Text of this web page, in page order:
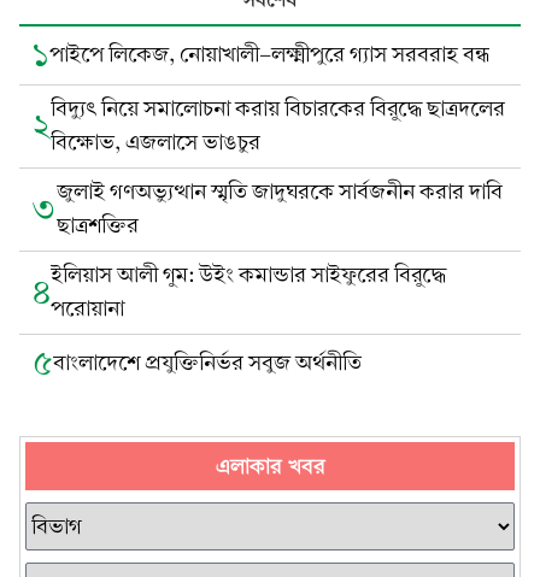
১পাইপে লিকেজ, নোয়াখালী-লক্ষ্মীপুরে গ্যাস সরবরাহ বন্ধ
২বিদ্যুৎ নিয়ে সমালোচনা করায় বিচারকের বিরুদ্ধে ছাত্রদলের
বিক্ষোভ, এজলাসে ভাঙচুর
৩জুলাই গণঅভ্যুত্থান স্মৃতি জাদুঘরকে সার্বজনীন করার দাবি
ছাত্রশক্তির
৪ইলিয়াস আলী গুম: উইং কমান্ডার সাইফুরের বিরুদ্ধে
পরোয়ানা
৫বাংলাদেশে প্রযুক্তিনির্ভর সবুজ অর্থনীতি
এলাকার খবর